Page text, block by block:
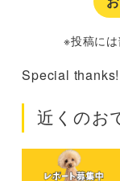
※投稿に
Special
近くのお